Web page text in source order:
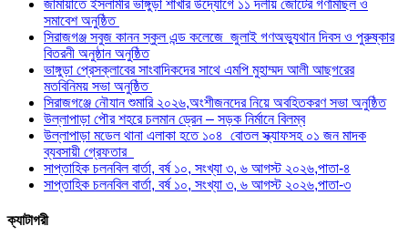
জামায়াতে ইসলামীর ভাঙ্গুড়া শাখার উদ্যোগে ১১ দলীয় জোটের গণমিছিল ও
সমাবেশ অনুষ্ঠিত
সিরাজগঞ্জ সবুজ কানন স্কুল এন্ড কলেজে জুলাই গণঅভ্যুথান দিবস ও পুরুষ্কার
বিতরনী অনুষ্ঠান অনুষ্ঠিত
ভাঙ্গুড়া প্রেসক্লাবের সাংবাদিকদের সাথে এমপি মুহাম্মদ আলী আছগরের
মতবিনিময় সভা অনুষ্ঠিত
সিরাজগঞ্জে নৌযান শুমারি ২০২৬,অংশীজনদের নিয়ে অবহিতকরণ সভা অনুষ্ঠিত
উল্লাপাড়া পৌর শহরে চলমান ড্রেন – সড়ক নির্মানে বিলম্ব
উল্লাপাড়া মডেল থানা এলাকা হতে ১০৪ বোতল স্ক্যাফসহ ০১ জন মাদক
ব্যবসায়ী গ্রেফতার
সাপ্তাহিক চলনবিল বার্তা, বর্ষ ১০, সংখ্যা ৩, ৬ আগস্ট ২০২৬,পাতা-৪
সাপ্তাহিক চলনবিল বার্তা, বর্ষ ১০, সংখ্যা ৩, ৬ আগস্ট ২০২৬,পাতা-৩
ক্যাটাগরী